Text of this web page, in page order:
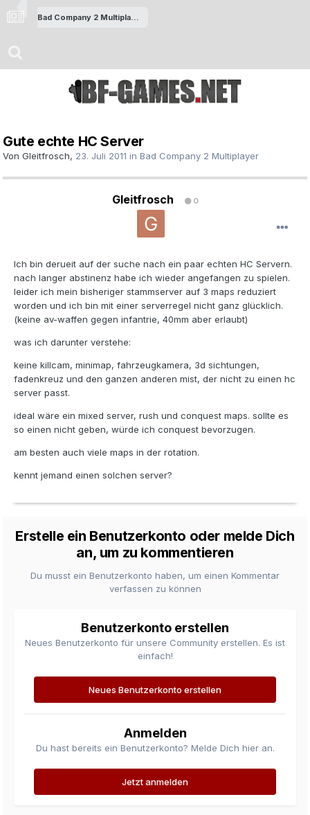
Bad Company 2 Multiplayer
Gute echte HC Server
Von Gleitfrosch, 23. Juli 2011 in Bad Company 2 Multiplayer
Gleitfrosch 0
Ich bin derueit auf der suche nach ein paar echten HC Servern.
nach langer abstinenz habe ich wieder angefangen zu spielen.
leider ich mein bisheriger stammserver auf 3 maps reduziert
worden und ich bin mit einer serverregel nicht ganz glücklich.
(keine av-waffen gegen infantrie, 40mm aber erlaubt)
was ich darunter verstehe:
keine killcam, minimap, fahrzeugkamera, 3d sichtungen,
fadenkreuz und den ganzen anderen mist, der nicht zu einen hc
server passt.
ideal wäre ein mixed server, rush und conquest maps. sollte es
so einen nicht geben, würde ich conquest bevorzugen.
am besten auch viele maps in der rotation.
kennt jemand einen solchen server?
Erstelle ein Benutzerkonto oder melde Dich
an, um zu kommentieren
Du musst ein Benutzerkonto haben, um einen Kommentar
verfassen zu können
Benutzerkonto erstellen
Neues Benutzerkonto für unsere Community erstellen. Es ist
einfach!
Neues Benutzerkonto erstellen
Anmelden
Du hast bereits ein Benutzerkonto? Melde Dich hier an.
Jetzt anmelden